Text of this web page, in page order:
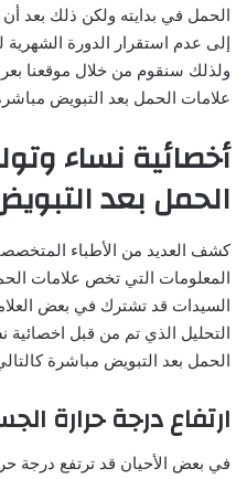
الحمل في بدايته ولكن ذلك بعد
إلى عدم استقرار الدورة الشهرية
ولذلك سنقوم من خلال موقعنا
علامات الحمل بعد التبويض
أخصائية نساء
الحمل بعد
كشف العديد من الأطباء
المعلومات التي تخص علامات
السيدات قد تشترك في بعض
التحليل الذي تم من قبل
الحمل بعد التبويض مباشرة
ارتفاع درجة حرارة
في بعض الأحيان قد ترتفع درجة